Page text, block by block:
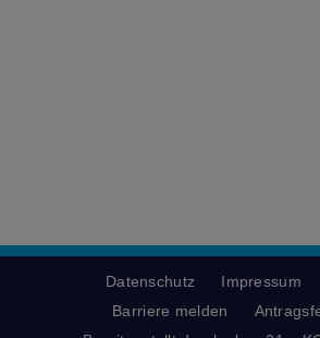
Datenschutz Impressum
Barriere melden